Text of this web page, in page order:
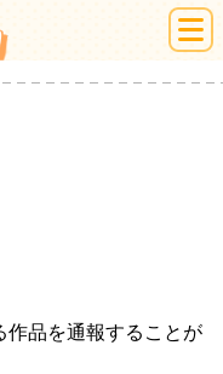
絵本ひろば
作品を通報することが